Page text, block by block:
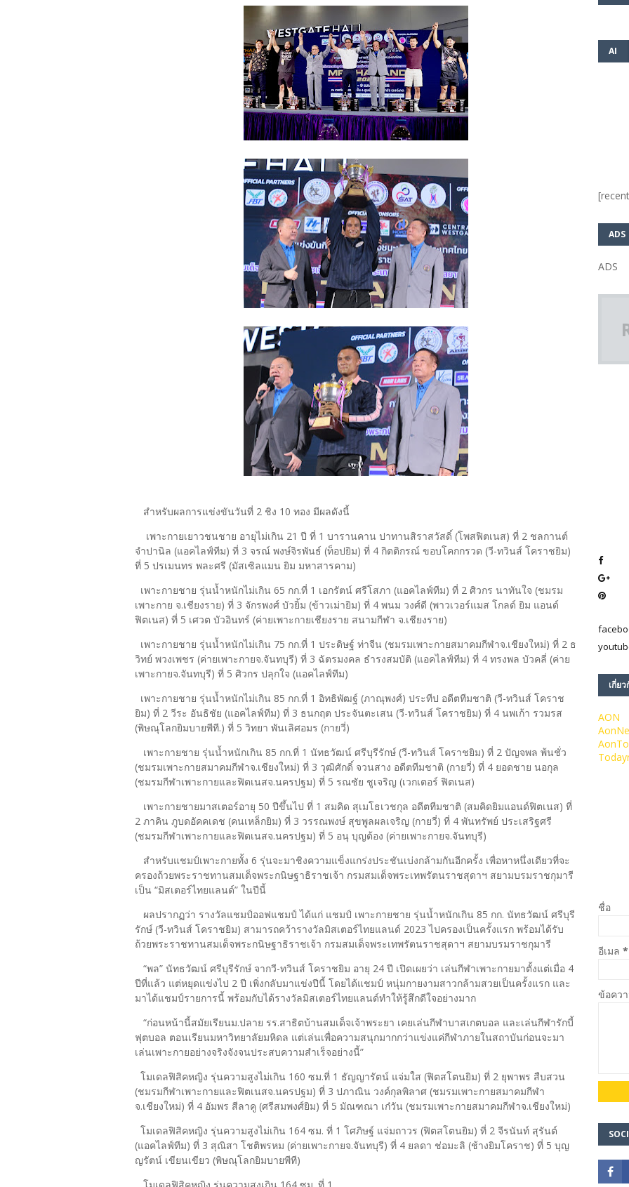
สำหรับผลการแข่งขันวันที่ 2 ชิง 10 ทอง มีผลดังนี้
เพาะกายเยาวชนชาย อายุไม่เกิน 21 ปี ที่ 1 บารานคาน ปาทานสิราสวัสดิ์ (โพสฟิตเนส) ที่ 2 ชลกานต์
จำปานิล (แอคไลฟ์ทีม) ที่ 3 จรณ์ พงษ์จิรพันธ์ (ท็อปยิม) ที่ 4 กิตติกรณ์ ขอบโคกกรวด (วี-ทวินส์ โคราชยิม)
ที่ 5 ปรเมนทร พละศรี (มัสเซิลแมน ยิม มหาสารคาม)
เพาะกายชาย รุ่นน้ำหนักไม่เกิน 65 กก.ที่ 1 เอกรัตน์ ศรีโสภา (แอคไลฟ์ทีม) ที่ 2 ศิวกร นาทันใจ (ชมรม
เพาะกาย จ.เชียงราย) ที่ 3 จักรพงศ์ บัวยิ้ม (ข้าวเม่ายิม) ที่ 4 พนม วงศ์ดี (พาวเวอร์แมส โกลด์ ยิม แอนด์
ฟิตเนส) ที่ 5 เศวต บัวอินทร์ (ค่ายเพาะกายเชียงราย สนามกีฬา จ.เชียงราย)
เพาะกายชาย รุ่นน้ำหนักไม่เกิน 75 กก.ที่ 1 ประดิษฐ์ ท่าจีน (ชมรมเพาะกายสมาคมกีฬาจ.เชียงใหม่) ที่ 2 ธ
วิทย์ พวงเพชร (ค่ายเพาะกายจ.จันทบุรี) ที่ 3 ฉัตรมงคล ธำรงสมบัติ (แอคไลฟ์ทีม) ที่ 4 ทรงพล บัวคลี่ (ค่าย
เพาะกายจ.จันทบุรี) ที่ 5 ศิวกร ปลุกใจ (แอคไลฟ์ทีม)
เพาะกายชาย รุ่นน้ำหนักไม่เกิน 85 กก.ที่ 1 อิทธิพัฒฐ์ (ภาณุพงศ์) ประทีป อดีตทีมชาติ (วี-ทวินส์ โคราช
ยิม) ที่ 2 วีระ อันธิชัย (แอคไลฟ์ทีม) ที่ 3 ธนกฤต ประจันตะเสน (วี-ทวินส์ โคราชยิม) ที่ 4 นพเก้า รวมรส
(พิษณุโลกยิมบายพีที.) ที่ 5 วิทยา พันเลิศอมร (กายวี่)
เพาะกายชาย รุ่นน้ำหนักเกิน 85 กก.ที่ 1 นัทธวัฒน์ ศรีบุรีรักษ์ (วี-ทวินส์ โคราชยิม) ที่ 2 ปัญจพล พ้นชั่ว
(ชมรมเพาะกายสมาคมกีฬาจ.เชียงใหม่) ที่ 3 วุฒิศักดิ์ จวนสาง อดีตทีมชาติ (กายวี่) ที่ 4 ยอดชาย นอกุล
(ชมรมกีฬาเพาะกายและฟิตเนสจ.นครปฐม) ที่ 5 รณชัย ชูเจริญ (เวกเตอร์ ฟิตเนส)
เพาะกายชายมาสเตอร์อายุ 50 ปีขึ้นไป ที่ 1 สมคิด สุเมโธเวชกุล อดีตทีมชาติ (สมคิดยิมแอนด์ฟิตเนส) ที่
2 ภาคิน ภูบดอัคคเดช (คนเหล็กยิม) ที่ 3 วรรณพงษ์ สุขพูลผลเจริญ (กายวี่) ที่ 4 พันทรัพย์ ประเสริฐศรี
(ชมรมกีฬาเพาะกายและฟิตเนสจ.นครปฐม) ที่ 5 อนุ บุญต้อง (ค่ายเพาะกายจ.จันทบุรี)
สำหรับแชมป์เพาะกายทั้ง 6 รุ่นจะมาชิงความแข็งแกร่งประชันเบ่งกล้ามกันอีกครั้ง เพื่อหาหนึ่งเดียวที่จะ
ครองถ้วยพระราชทานสมเด็จพระกนิษฐาธิราชเจ้า กรมสมเด็จพระเทพรัตนราชสุดาฯ สยามบรมราชกุมารี
เป็น “มิสเตอร์ไทยแลนด์” ในปีนี้
ผลปรากฏว่า รางวัลแชมป์ออฟแชมป์ ได้แก่ แชมป์ เพาะกายชาย รุ่นน้ำหนักเกิน 85 กก. นัทธวัฒน์ ศรีบุรี
รักษ์ (วี-ทวินส์ โคราชยิม) สามารถคว้ารางวัลมิสเตอร์ไทยแลนด์ 2023 ไปครองเป็นครั้งแรก พร้อมได้รับ
ถ้วยพระราชทานสมเด็จพระกนิษฐาธิราชเจ้า กรมสมเด็จพระเทพรัตนราชสุดาฯ สยามบรมราชกุมารี
“พล” นัทธวัฒน์ ศรีบุรีรักษ์ จากวี-ทวินส์ โคราชยิม อายุ 24 ปี เปิดเผยว่า เล่นกีฬาเพาะกายมาตั้งแต่เมื่อ 4
ปีที่แล้ว แต่หยุดแข่งไป 2 ปี เพิ่งกลับมาแข่งปีนี้ โดยได้แชมป์ หนุ่มกายงามสาวกล้ามสวยเป็นครั้งแรก และ
มาได้แชมป์รายการนี้ พร้อมกับได้รางวัลมิสเตอร์ไทยแลนด์ทำให้รู้สึกดีใจอย่างมาก
“ก่อนหน้านี้สมัยเรียนม.ปลาย รร.สาธิตบ้านสมเด็จเจ้าพระยา เคยเล่นกีฬาบาสเกตบอล และเล่นกีฬารักบี้
ฟุตบอล ตอนเรียนมหาวิทยาลัยมหิดล แต่เล่นเพื่อความสนุกมากกว่าแข่งแค่กีฬาภายในสถาบันก่อนจะมา
เล่นเพาะกายอย่างจริงจังจนประสบความสำเร็จอย่างนี้”
โมเดลฟิสิคหญิง รุ่นความสูงไม่เกิน 160 ซม.ที่ 1 ธัญญารัตน์ แจ่มใส (ฟิตสโตนยิม) ที่ 2 ยุพาพร สืบสวน
(ชมรมกีฬาเพาะกายและฟิตเนสจ.นครปฐม) ที่ 3 ปภาณิน วงค์กุลพิลาศ (ชมรมเพาะกายสมาคมกีฬา
จ.เชียงใหม่) ที่ 4 อัมพร สีลาคู (ศรีสมพงศ์ยิม) ที่ 5 มัณฑณา เก๋วัน (ชมรมเพาะกายสมาคมกีฬาจ.เชียงใหม่)
โมเดลฟิสิคหญิง รุ่นความสูงไม่เกิน 164 ซม. ที่ 1 โศภิษฐ์ แจ่มถาวร (ฟิตสโตนยิม) ที่ 2 จีรนันท์ สุรันต์
(แอคไลฟ์ทีม) ที่ 3 สุณิสา โชติพรหม (ค่ายเพาะกายจ.จันทบุรี) ที่ 4 ยลดา ช่อมะลิ (ช้างยิมโคราช) ที่ 5 บุญ
ญรัตน์ เขียนเขียว (พิษณุโลกยิมบายพีที)
AI
ADS
ADS
เกี่ย
AON
ชื่อ
อีเมล *
ข้อคว